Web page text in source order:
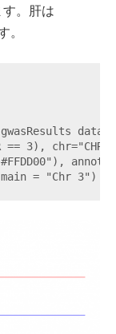
す。肝は
。
== 3),